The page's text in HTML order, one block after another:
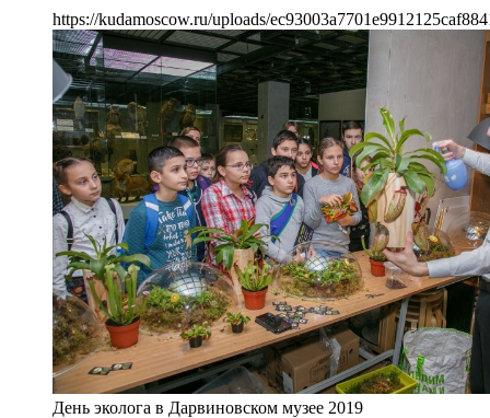
https://kudamoscow.ru/uploads/
День эколога в Дарвиновском музее 2019